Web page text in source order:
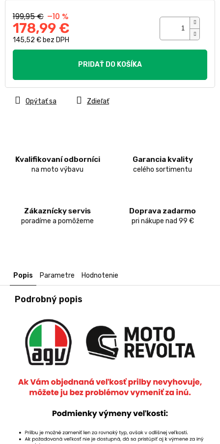
199,95 € –10 %
178,99 €
145,52 € bez DPH
Jednotková
PRIDAŤ DO KOŠÍKA
Kvalifikovaní odborníci
na moto výbavu
Garancia kvality
celého sortimentu
Zákaznícky servis
poradíme a pomôžeme
Doprava zadarmo
pri nákupe nad 99 €
Opýtať sa Zdieľať
Popis Parametre Hodnotenie
Podrobný popis